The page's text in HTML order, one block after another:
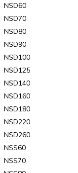
NSD60
NSD70
NSD80
NSD90
NSD100
NSD125
NSD140
NSD160
NSD180
NSD220
NSD260
NSS60
NSS70